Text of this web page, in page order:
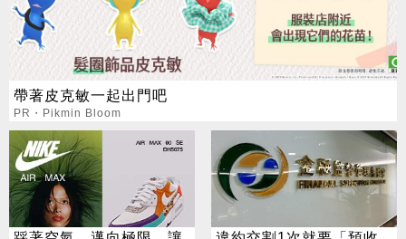
帶著皮克敏一起出門吧
PR・Pikmin Bloom